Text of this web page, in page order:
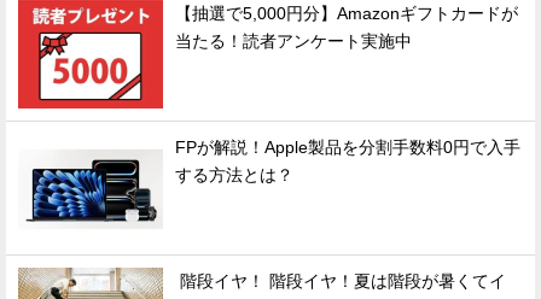
【抽選で5,000円分】Amazonギフトカードが
当たる！読者アンケート実施中
FPが解説！Apple製品を分割手数料0円で入手
する方法とは？
階段イヤ！ 階段イヤ！夏は階段が暑くてイ